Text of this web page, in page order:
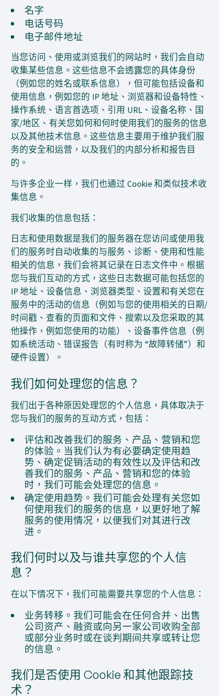
名字
电话号码
电子邮件地址
当您访问、使用或浏览我们的网站时，我们会自动
收集某些信息。这些信息不会透露您的具体身份
（例如您的姓名或联系信息），但可能包括设备和
使用信息，例如您的 IP 地址、浏览器和设备特性、
操作系统、语言首选项、引用 URL、设备名称、国
家/地区、有关您如何和何时使用我们的服务的信息
以及其他技术信息。这些信息主要用于维护我们服
务的安全和运营，以及我们的内部分析和报告目
的。
与许多企业一样，我们也通过 Cookie 和类似技术收
集信息。
我们收集的信息包括：
日志和使用数据是我们的服务器在您访问或使用我
们的服务时自动收集的与服务、诊断、使用和性能
相关的信息，我们会将其记录在日志文件中。根据
您与我们互动的方式，这些日志数据可能包括您的
IP 地址、设备信息、浏览器类型、设置和有关您在
服务中的活动的信息（例如与您的使用相关的日期/
时间戳、查看的页面和文件、搜索以及您采取的其
他操作，例如您使用的功能）、设备事件信息（例
如系统活动、错误报告（有时称为 “故障转储”）和
硬件设置）。
我们如何处理您的信息？
我们出于各种原因处理您的个人信息，具体取决于
您与我们的服务的互动方式，包括：
评估和改善我们的服务、产品、营销和您
的体验。当我们认为有必要确定使用趋
势、确定促销活动的有效性以及评估和改
善我们的服务、产品、营销和您的体验
时，我们可能会处理您的信息。
确定使用趋势。我们可能会处理有关您如
何使用我们的服务的信息，以更好地了解
服务的使用情况，以便我们对其进行改
进。
我们何时以及与谁共享您的个人信
息？
在以下情况下，我们可能需要共享您的个人信息：
业务转移。我们可能会在任何合并、出售
公司资产、融资或向另一家公司收购全部
或部分业务时或在谈判期间共享或转让您
的信息。
我们是否使用 Cookie 和其他跟踪技
术？